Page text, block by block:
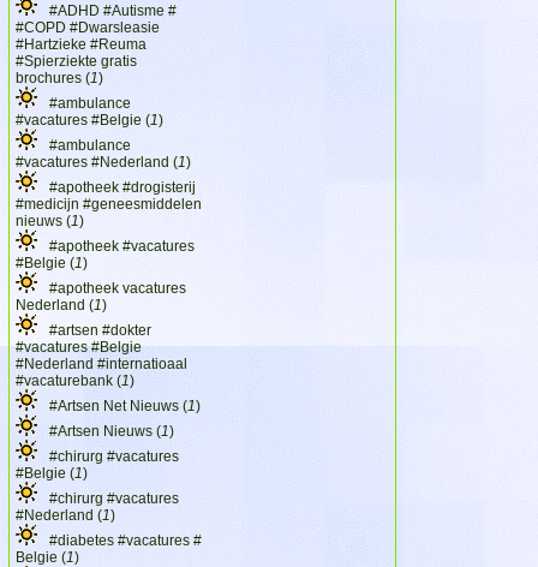
#ADHD #Autisme #
#COPD #Dwarsleasie
#Hartzieke #Reuma
#Spierziekte gratis
brochures (1)
#ambulance
#vacatures #Belgie (1)
#ambulance
#vacatures #Nederland (1)
#apotheek #drogisterij
#medicijn #geneesmiddelen
nieuws (1)
#apotheek #vacatures
#Belgie (1)
#apotheek vacatures
Nederland (1)
#artsen #dokter
#vacatures #Belgie
#Nederland #internatioaal
#vacaturebank (1)
#Artsen Net Nieuws (1)
#Artsen Nieuws (1)
#chirurg #vacatures
#Belgie (1)
#chirurg #vacatures
#Nederland (1)
#diabetes #vacatures #
Belgie (1)